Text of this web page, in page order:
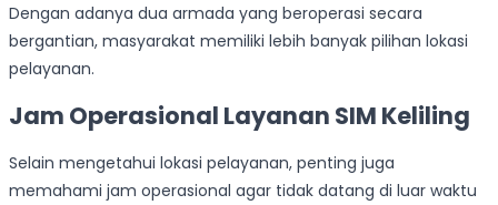
Dengan adanya dua armada yang beroperasi secara
bergantian, masyarakat memiliki lebih banyak pilihan lokasi
pelayanan.
Jam Operasional Layanan SIM Keliling
Selain mengetahui lokasi pelayanan, penting juga
memahami jam operasional agar tidak datang di luar waktu